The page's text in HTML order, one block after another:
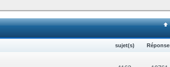
sujet(s)